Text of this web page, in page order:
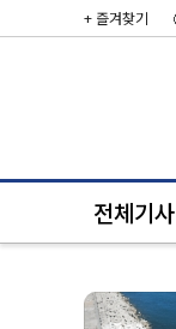
+ 즐겨찾기
전체기사